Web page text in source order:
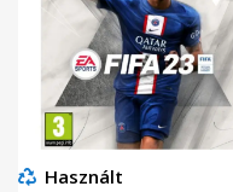
Használt